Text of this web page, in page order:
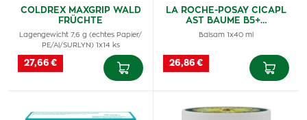
COLDREX MAXGRIP WALD
FRÜCHTE
Lagengewicht 7,6 g (echtes Papier/
PE/Al/SURLYN) 1x14 ks
27,66 €
LA ROCHE-POSAY CICAPL
AST BAUME B5+…
Balsam 1x40 ml
26,86 €